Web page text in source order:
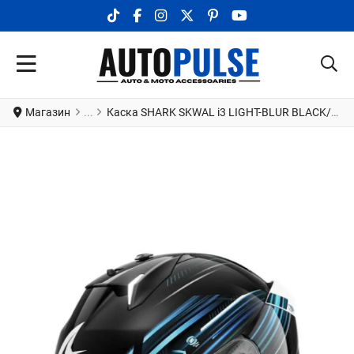
TIKTOK SOCIAL LINK
FACEBOOK SOCIAL LINK
INSTAGRAM SOCIAL LINK
X.COM SOCIAL LINK
PINTEREST SOCIAL LINK
YOUTUBE SOCIAL
Магазин Каска SHARK SKWAL i3 LIGHT-BLUR BLACK/BLUE/GREEN